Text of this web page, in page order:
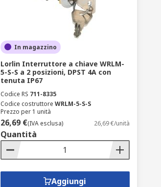
In magazzino
Lorlin Interruttore a chiave WRLM-
5-S-S a 2 posizioni, DPST 4A con
tenuta IP67
Codice RS 711-8335
Codice costruttore WRLM-5-S-S
Prezzo per 1 unità
26,69 €(IVA esclusa) 26,69 €/unità
Quantità
Aggiungi